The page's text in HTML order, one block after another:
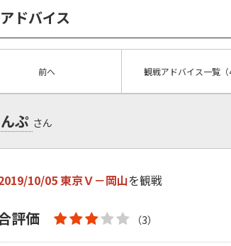
ドバイス
前へ 観戦アドバイス一覧（
ぷ さん
10/05 東京Ｖ－岡山を観戦
評価 （3）